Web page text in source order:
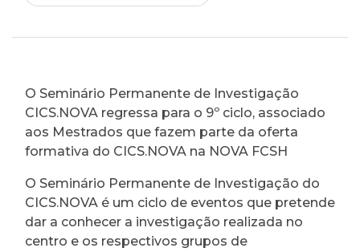
O Seminário Permanente de Investigação
CICS.NOVA regressa para o 9º ciclo, associado
aos Mestrados que fazem parte da oferta
formativa do CICS.NOVA na NOVA FCSH
O Seminário Permanente de Investigação do
CICS.NOVA é um ciclo de eventos que pretende
dar a conhecer a investigação realizada no
centro e os respectivos grupos de